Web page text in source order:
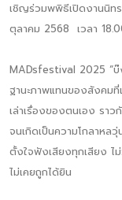
เชิญร่วมพพิธีเปิดงานนิท
ตุลาคม 2568 เวลา
MADsfestival 2025 “บ๊
ฐานะภาพแทนของสังคมที่
เล่าเรื่องของตนเอง ราว
จนเกิดเป็นความโกลาหล
ตั้งใจฟังเสียงทุกเสียง ไ
ไม่เคยถูกได้ยิน